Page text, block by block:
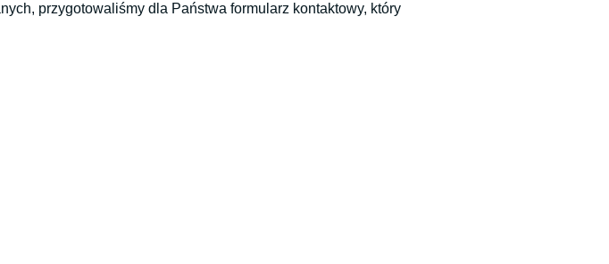
przygotowaliśmy dla Państwa formularz kontaktowy, który